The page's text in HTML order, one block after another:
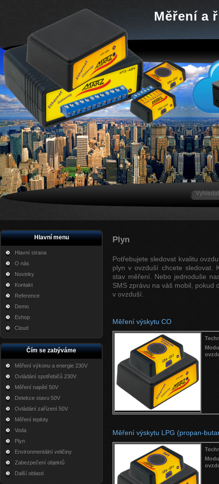
Měření a
Hlavní menu
Hlavní strana
O nás
Novinky
Kontakt
Reference
Demo
Eshop
Cloud
Čím se zabýváme
Měření výkonu a energie 230V
Ovládání spotřebičů 230V
Měření napětí 50V
Detekce stavu 50V
Ovládání zařízení 50V
Měření teploty
Voda
Plyn
Environmentální veličiny
Zabezpečení objektů
Další oblasti
Plyn
Potřebujete sledovat kvalitu
plyn v ovzduší chcete sledovat.
stav měření. Nebo jednoduše
SMS zprávu na váš mobil, pokud
v ovzduší.
Měření výskytu CO
Měření výskytu LPG (propan-